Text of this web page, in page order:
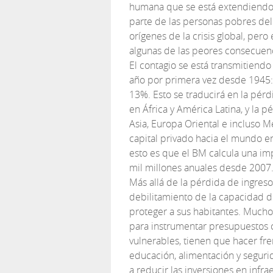
humana que se está
parte de las personas pobres
orígenes de la crisis global,
algunas de las peores
El contagio se está
año por primera vez desde
13%. Esto se traducirá en la
en África y América Latina, y la
Asia, Europa Oriental e incluso
capital privado hacia el mundo
esto es que el BM calcula una
mil millones anuales desde 2007.
Más allá de la pérdida de
debilitamiento de la capacidad
proteger a sus habitantes.
para instrumentar presupuestos
vulnerables, tienen que hacer
educación, alimentación y
a reducir las inversiones en